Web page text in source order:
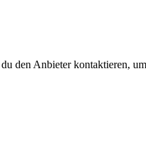
den Anbieter kontaktieren,